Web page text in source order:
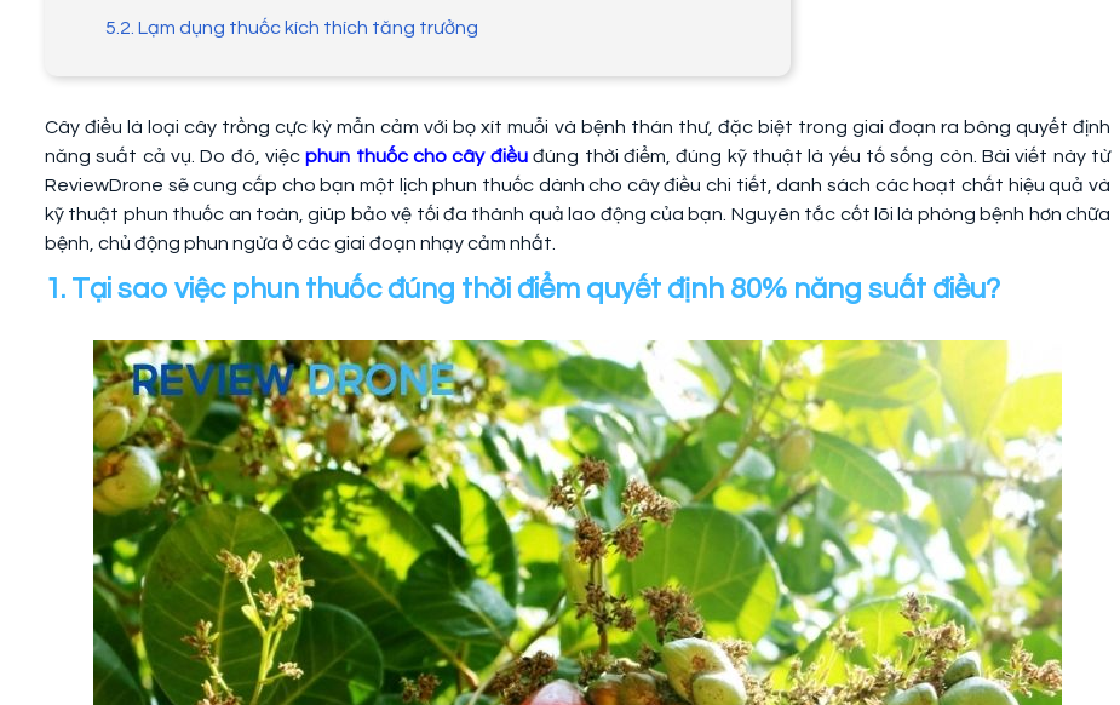
5.2. Lạm dụng thuốc kích thích tăng trưởng
Cây điều là loại cây trồng cực kỳ mẫn cảm với bọ xít muỗi và bệnh thán thư, đặc biệt trong giai đoạn ra bông quyết định
năng suất cả vụ. Do đó, việcphun thuốc cho cây điềuđúng thời điểm, đúng kỹ thuật là yếu tố sống còn. Bài viết này từ
ReviewDrone sẽ cung cấp cho bạn một lịch phun thuốc dành cho cây điều chi tiết, danh sách các hoạt chất hiệu quả và
kỹ thuật phun thuốc an toàn, giúp bảo vệ tối đa thành quả lao động của bạn. Nguyên tắc cốt lõi là phòng bệnh hơn chữa
bệnh, chủ động phun ngừa ở các giai đoạn nhạy cảm nhất.
1. Tại sao việc phun thuốc đúng thời điểm quyết định 80% năng suất điều?